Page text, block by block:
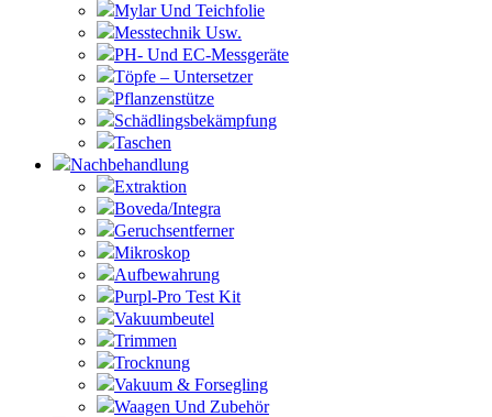
Mylar Und Teichfolie
Messtechnik Usw.
PH- Und EC-Messgeräte
Töpfe – Untersetzer
Pflanzenstütze
Schädlingsbekämpfung
Taschen
Nachbehandlung
Extraktion
Boveda/Integra
Geruchsentferner
Mikroskop
Aufbewahrung
Purpl-Pro Test Kit
Vakuumbeutel
Trimmen
Trocknung
Vakuum & Forsegling
Waagen Und Zubehör